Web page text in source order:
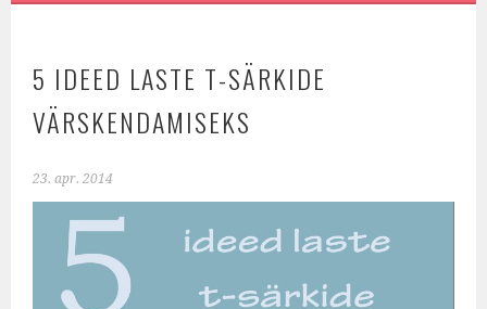
5 IDEED LASTE T-SÄRKIDE
VÄRSKENDAMISEKS
23. apr. 2014